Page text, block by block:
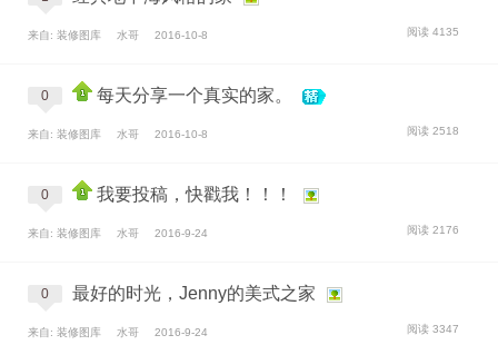
来自: 装修图库 水哥 2016-10-8 阅读 4135
0 每天分享一个真实的家。
来自: 装修图库 水哥 2016-10-8 阅读 2518
0 我要投稿，快戳我！！！
来自: 装修图库 水哥 2016-9-24 阅读 2176
0 最好的时光，Jenny的美式之家
来自: 装修图库 水哥 2016-9-24 阅读 3347